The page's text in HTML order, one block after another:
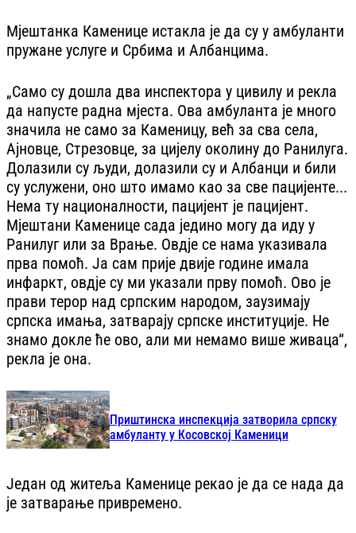
Мјештанка Каменице истакла је да су у амбуланти
пружане услуге и Србима и Албанцима.
„Само су дошла два инспектора у цивилу и рекла
да напусте радна мјеста. Ова амбуланта је много
значила не само за Каменицу, већ за сва села,
Ајновце, Стрезовце, за цијелу околину до Ранилуга.
Долазили су људи, долазили су и Албанци и били
су услужени, оно што имамо као за све пацијенте...
Нема ту националности, пацијент је пацијент.
Мјештани Каменице сада једино могу да иду у
Ранилуг или за Врање. Овдје се нама указивала
прва помоћ. Ја сам прије двије године имала
инфаркт, овдје су ми указали прву помоћ. Ово је
прави терор над српским народом, заузимају
српска имања, затварају српске институције. Не
знамо докле ће ово, али ми немамо више живаца“,
рекла је она.
Приштинска инспекција затворила српску
амбуланту у Косовској Каменици
Један од житеља Каменице рекао је да се нада да
је затварање привремено.